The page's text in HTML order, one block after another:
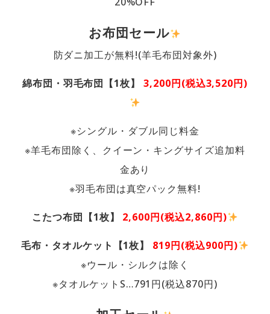
お布団セール
防ダニ加工が無料!(羊毛布団対象外)
綿布団・羽毛布団【1枚】3,200円(税込3,520円)
※シングル・ダブル同じ料金
※羊毛布団除く、クイーン・キングサイズ追加料
金あり
※羽毛布団は真空パック無料!
こたつ布団【1枚】 2,600円(税込2,860円)
毛布・タオルケット【1枚】 819円(税込900円)
※ウール・シルクは除く
※タオルケットS…791円(税込870円)